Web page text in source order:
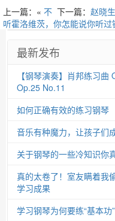
下一篇： 赵晓
上一篇：« 不
听霍洛维茨，你怎能说你听过
最新发布
【钢琴演奏】肖邦练习曲
Op.25 No.11
如何正确有效的练习钢琴
音乐有种魔力，让孩子们
关于钢琴的一些冷知识你
真的太卷了！室友瞒着我
学习成果
学习钢琴为何要练“基本功”